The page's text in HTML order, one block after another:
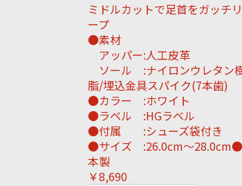
ミドルカットで足首をガッチ
ープ
●素材
アッパー:人工皮革
ソール :ナイロンウレタン
脂/埋込金具スパイク(7本歯)
●カラー :ホワイト
●ラベル :HGラベル
●付属 :シューズ袋付き
●サイズ :26.0cm〜
本製
￥8,690